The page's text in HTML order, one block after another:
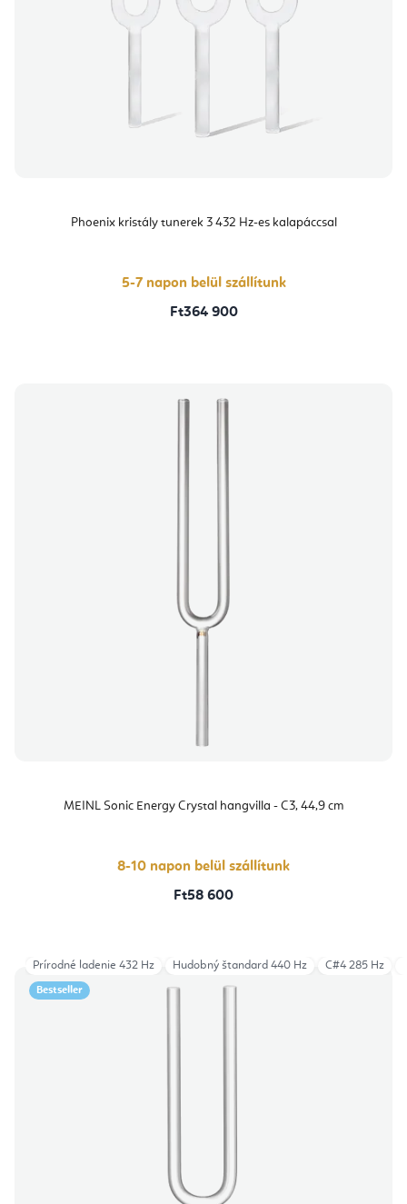
Phoenix kristály tunerek 3 432 Hz-es kalapáccsal
5-7 napon belül szállítunk
Ft364 900
MEINL Sonic Energy Crystal hangvilla - C3, 44,9 cm
8-10 napon belül szállítunk
Ft58 600
Bestseller
Prírodné ladenie 432 Hz Hudobný štandard 440 Hz C#4 285 Hz